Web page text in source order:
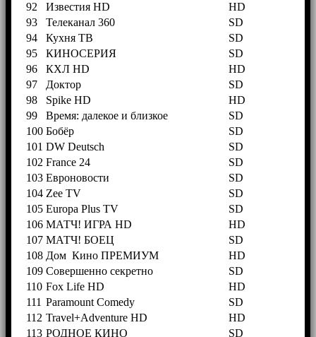
92
Известия HD
HD
93
Телеканал 360
SD
94
Кухня ТВ
SD
95
КИНОСЕРИЯ
SD
96
КХЛ HD
HD
97
Доктор
SD
98
Spike HD
HD
99
Время: далекое и близкое
SD
100 Бобёр
SD
101 DW Deutsch
SD
102 France 24
SD
103 Евроновости
SD
104 Zee TV
SD
105 Europa Plus TV
SD
106 МАТЧ! ИГРА HD
HD
107 МАТЧ! БОЕЦ
SD
108 Дом Кино ПРЕМИУМ
HD
109 Совершенно секретно
SD
110 Fox Life HD
HD
111 Paramount Comedy
SD
112 Travel+Adventure HD
HD
113 РОДНОЕ КИНО SD